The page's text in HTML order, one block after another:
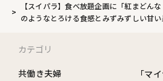
【スイパラ】食べ放題企画に「紅まどん
のようなとろける食感とみずみずしい甘い
カテゴリ
共働き夫婦
「マ